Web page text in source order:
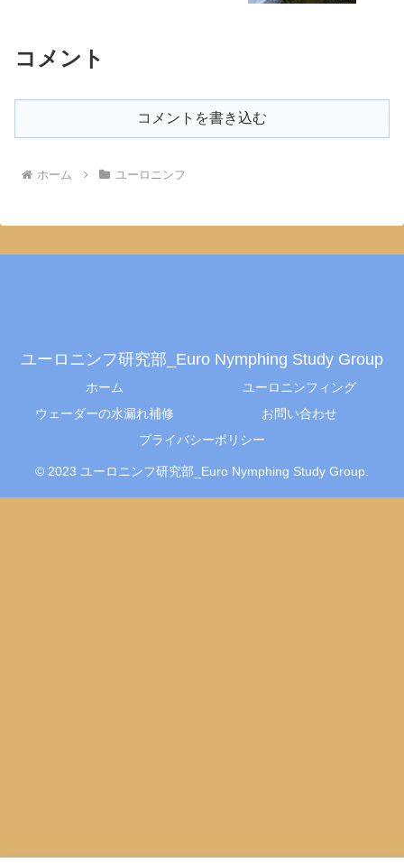
コメント
コメントを書き込む
ホーム ユーロニンフ
ユーロニンフ研究部_Euro Nymphing Study Group
ホーム
ユーロニンフィング
ウェーダーの水漏れ補修
お問い合わせ
プライバシーポリシー
© 2023 ユーロニンフ研究部_Euro Nymphing Study Group.